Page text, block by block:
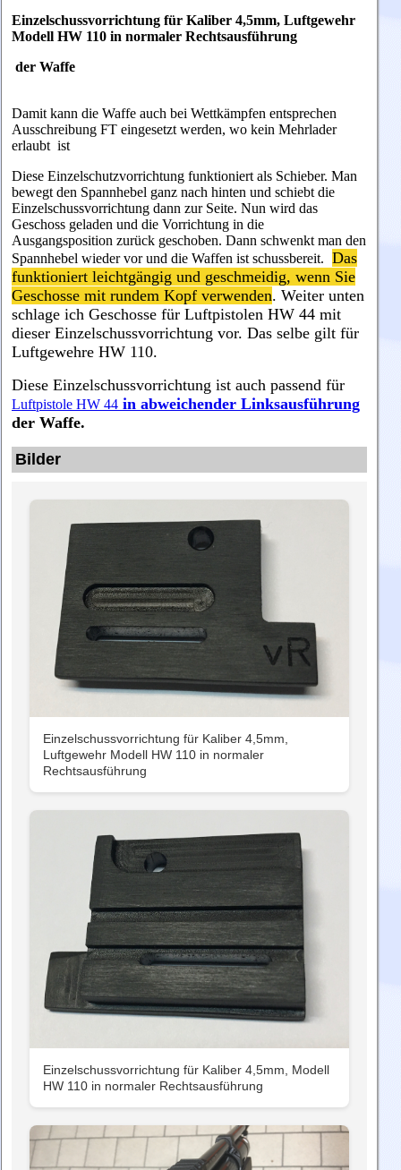
Einzelschussvorrichtung für Kaliber 4,5mm, Luftgewehr
Modell HW 110 in normaler Rechtsausführung
der Waffe
Damit kann die Waffe auch bei Wettkämpfen entsprechen
Ausschreibung FT eingesetzt werden, wo kein Mehrlader
erlaubt ist
Diese Einzelschutzvorrichtung funktioniert als Schieber. Man
bewegt den Spannhebel ganz nach hinten und schiebt die
Einzelschussvorrichtung dann zur Seite. Nun wird das
Geschoss geladen und die Vorrichtung in die
Ausgangsposition zurück geschoben. Dann schwenkt man den
Spannhebel wieder vor und die Waffen ist schussbereit. Das
funktioniert leichtgängig und geschmeidig, wenn Sie
Geschosse mit rundem Kopf verwenden. Weiter unten
schlage ich Geschosse für Luftpistolen HW 44 mit
dieser Einzelschussvorrichtung vor. Das selbe gilt für
Luftgewehre HW 110.
Diese Einzelschussvorrichtung ist auch passend für
Luftpistole HW 44 in abweichender Linksausführung
der Waffe.
Bilder
Einzelschussvorrichtung für Kaliber 4,5mm,
Luftgewehr Modell HW 110 in normaler
Rechtsausführung
Einzelschussvorrichtung für Kaliber 4,5mm, Modell
HW 110 in normaler Rechtsausführung